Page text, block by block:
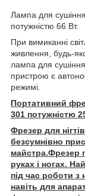
Лампа для сушіння
потужністю 66 Вт.
При вимиканні
живлення, будь-
лампа для сушіння
пристрою є
режимі.
Портативний
301 потужністю
Фрезер для
безсумнівно
майстра.Фрезер
руках і ногах.
під час роботи з
навіть для